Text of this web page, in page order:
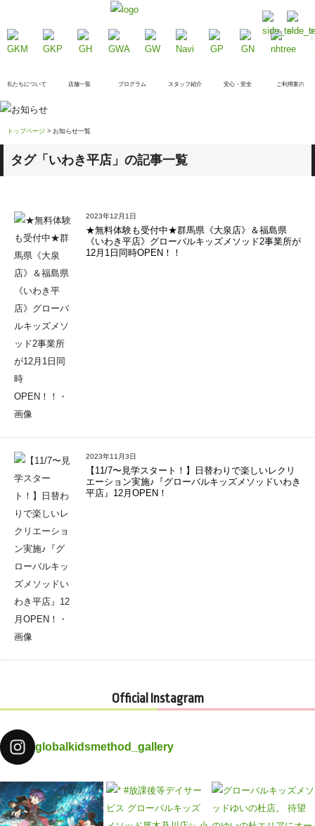
私たちについて 店舗一覧 プログラム スタッフ紹介 安心・安全 ご利用案内
トップページ > お知らせ一覧
タグ「 いわき平店 」の記事一覧
2023年12月1日
★無料体験も受付中★群馬県《大泉店》＆福島県
《いわき平店》グローバルキッズメソッド2事業所が
12月1日同時OPEN！！
2023年11月3日
【11/7〜見学スタート！】日替わりで楽しいレクリ
エーション実施♪『グローバルキッズメソッドいわき
平店』12月OPEN！
Official Instagram
globalkidsmethod_gallery